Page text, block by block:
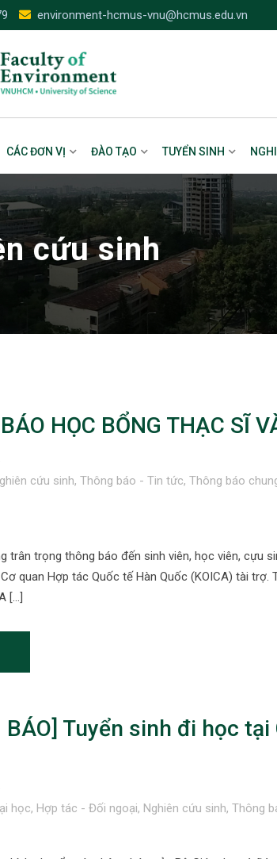
environment-hcmus-vnu@hcmus.edu.vn
CÁC ĐƠN VỊ ĐÀO TẠO TUYỂN SINH
cứu sinh
HỌC BỔNG THẠC SĨ
cứu sinh, Thông báo - Tin tức, Thông báo
trân trọng thông báo đến sinh viên, học viên, cựu
quan Hợp tác Quốc tế Hàn Quốc (KOICA) tài
[…]
BÁO] Tuyển sinh đi học
học, Hợp tác - Đối ngoại, Nghiên cứu sinh, Thông